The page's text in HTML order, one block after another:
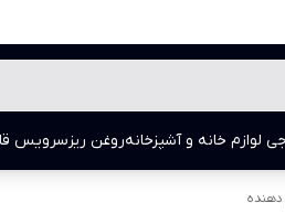
لوازم خانه و آشپزخانهروغن ریزسرویس
دهنده